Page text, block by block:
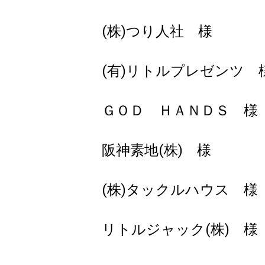
(株)つり人社 様
(有)リトルプレゼンツ
ＧＯＤ ＨＡＮＤＳ 様
阪神素地(株) 様
(株)タックルハウス 様
リトルジャック(株) 様